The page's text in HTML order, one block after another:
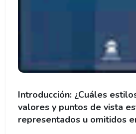
Introducción: ¿Cuáles
valores y puntos de vista
representados u omitidos